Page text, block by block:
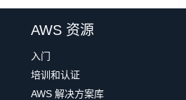
AWS 资源
入门
培训和认证
AWS 解决方案库